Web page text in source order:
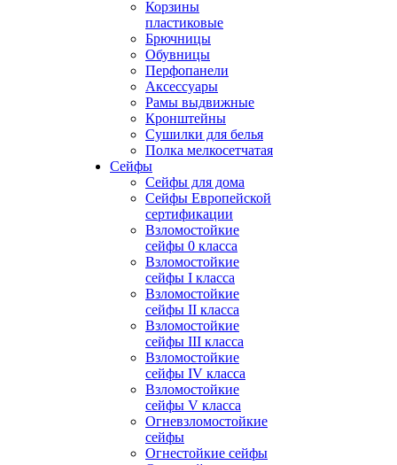
Корзины
пластиковые
Брючницы
Обувницы
Перфопанели
Аксессуары
Рамы выдвижные
Кронштейны
Сушилки для белья
Полка мелкосетчатая
Сейфы
Сейфы для дома
Сейфы Европейской
сертификации
Взломостойкие
сейфы 0 класса
Взломостойкие
сейфы I класса
Взломостойкие
сейфы II класса
Взломостойкие
сейфы III класса
Взломостойкие
сейфы IV класса
Взломостойкие
сейфы V класса
Огневзломостойкие
сейфы
Огнестойкие сейфы